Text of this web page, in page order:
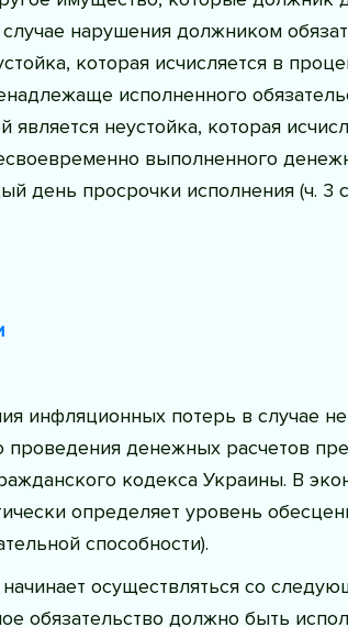
нарушения должником
которая исчисляется в
исполненного
неустойка, которая
выполненного
день просрочки исполнения (ч. 3
инфляционных потерь в случае
проведения денежных расчетов
кодекса Украины. В
определяет уровень
способности).
осуществляться со
обязательство должно быть